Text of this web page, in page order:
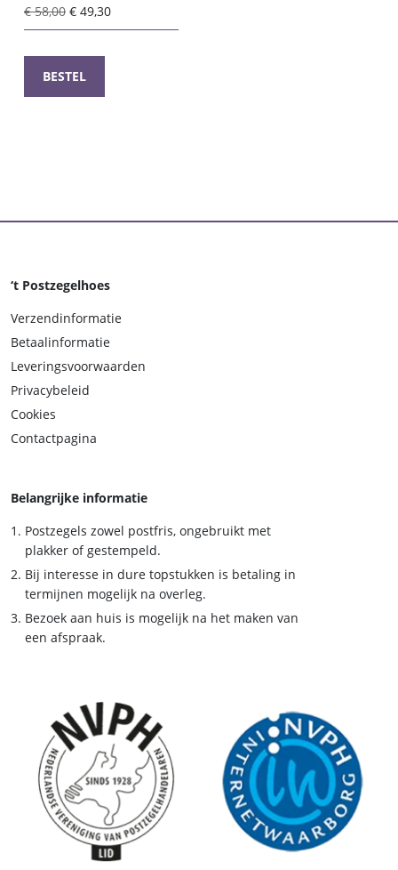
€58,00 Oorspronkelijke
prijs
€ 58,00.
€ 49,30Huidige
prijs
BESTEL
‘t Postzegelhoes
Verzendinformatie
Betaalinformatie
Leveringsvoorwaarden
Privacybeleid
Cookies
Contactpagina
Belangrijke informatie
Postzegels zowel postfris, ongebruikt met
plakker of gestempeld.
Bij interesse in dure topstukken is betaling in
termijnen mogelijk na overleg.
Bezoek aan huis is mogelijk na het maken van
een afspraak.